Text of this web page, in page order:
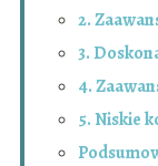
2.
3.
4.
5. Niskie